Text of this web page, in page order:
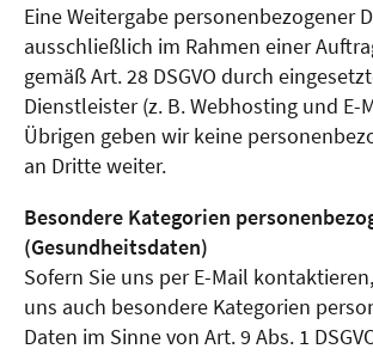
Eine Weitergabe personenbezogener
ausschließlich im Rahmen einer
gemäß Art. 28 DSGVO durch
Dienstleister (z. B. Webhosting und E-
Übrigen geben wir keine
an Dritte weiter.
Besondere Kategorien
(Gesundheitsdaten)
Sofern Sie uns per E-Mail
uns auch besondere Kategorien
Daten im Sinne von Art. 9 Abs. 1